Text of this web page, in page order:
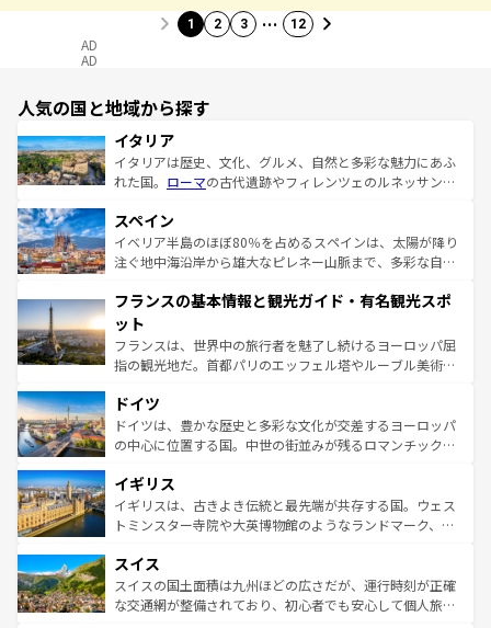
1 2 3 … 12
AD
AD
人気の国と地域から探す
イタリア
イタリアは歴史、文化、グルメ、自然と多彩な魅力にあふ
れた国。 ローマの古代遺跡やフィレンツェのルネッサンス
ろん、トスカーナの美しい田園風景やアマルフィ海岸の絶
景など、自然景観も見逃せない。観光の合間には、本場の
ピザやパスタなど、絶品のイタリア料理を堪能することも
ませてくれるイタリアで、忘れられない旅をしてみよう！
なお、新着のイタリア情報は
しい。
スペイン
イベリア半島のほぼ80％を占めるスペインは、太陽が降り
注ぐ地中海沿岸から雄大なピレネー山脈まで、多彩な自然
文化が根付くこの国では、情熱的なフラメンコ、熱気あふ
れる闘牛、そして美味しいタパスが生活の一部となってい
る。首都マドリードの洗練された雰囲気や、バルセロナの
アートに溢れた街角から、地方では古代ローマ遺跡や中世
せる。地方によって風土や気候が異なるスペインはその個
性で訪れる人を魅了する。 なお、新着のスペイン情報は コ
ンテンツ一覧を参照してほしい。
フランスの基本情報と観光ガイド・有名観光スポ
ット
フランスは、世界中の旅行者を魅了し続けるヨーロッパ屈
指の観光地だ。首都パリのエッフェル塔やルーブル美術館
で、幅広い魅力が詰まっている。華麗な宮殿、歴史的な大
聖堂、美しいビーチ、そして豊かな自然が、訪れる者を心
から魅了する。また、フランスは美食の国としても知ら
いる。シャンパンの発祥地であるランス、プロヴァンスの
香り高いラベンダー畑など、多彩な楽しみ方が可能だ。さ
らに、パリ以外の地域にも魅力が溢れており、どの街角に
れる地方に足を運ぶとそれぞれで全く異なる文化を体験で
きるだろう。 なお、新着のフランス情報はコンテンツ一覧
を参照してほしい。
ドイツ
ドイツは、豊かな歴史と多彩な文化が交差するヨーロッパ
の中心に位置する国。中世の街並みが残るロマンチック街
顔を持つこの国は、どこを歩いても飽きることがない。ベ
ルリンの文化的活気、バイエルン州のアルプスの絶景、そ
してライン川沿いのワイン畑といった風景は必見。ビール
は、お酒好きな人にはぜひ体験してほしい。 なお、新着の
ドイツ情報はコンテンツ一覧を参照してほしい。
イギリス
イギリスは、古きよき伝統と最先端が共存する国。ウェス
トミンスター寺院や大英博物館のようなランドマーク、歴
リアごとに異なる魅力がある。また、優雅なアフタヌーン
ティー、ビール好きにはたまらない英国パブ、サッカー観
戦など、本場だからこそできる体験も豊富。イギリスを旅
スイス
スイスの国土面積は九州ほどの広さだが、運行時刻が正確
な交通網が整備されており、初心者でも安心して個人旅行